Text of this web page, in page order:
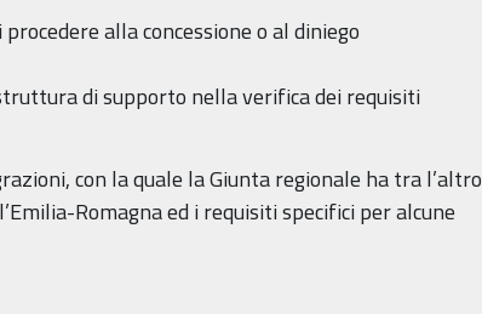
alla concessione o al diniego
di supporto nella verifica dei requisiti
con la quale la Giunta regionale ha tra l’altro
Romagna ed i requisiti specifici per alcune